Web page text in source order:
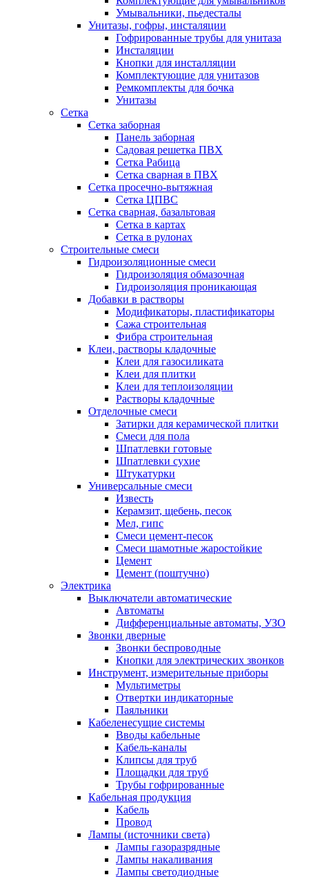
Умывальники, пьедесталы
Унитазы, гофры, инсталяции
Гофрированные трубы для унитаза
Инсталяции
Кнопки для инсталляции
Комплектующие для унитазов
Ремкомплекты для бочка
Унитазы
Сетка
Сетка заборная
Панель заборная
Садовая решетка ПВХ
Сетка Рабица
Сетка сварная в ПВХ
Сетка просечно-вытяжная
Сетка ЦПВС
Сетка сварная, базальтовая
Сетка в картах
Сетка в рулонах
Строительные смеси
Гидроизоляционные смеси
Гидроизоляция обмазочная
Гидроизоляция проникающая
Добавки в растворы
Модификаторы, пластификаторы
Сажа строительная
Фибра строительная
Клеи, растворы кладочные
Клеи для газосиликата
Клеи для плитки
Клеи для теплоизоляции
Растворы кладочные
Отделочные смеси
Затирки для керамической плитки
Смеси для пола
Шпатлевки готовые
Шпатлевки сухие
Штукатурки
Универсальные смеси
Известь
Керамзит, щебень, песок
Мел, гипс
Смеси цемент-песок
Смеси шамотные жаростойкие
Цемент
Цемент (поштучно)
Электрика
Выключатели автоматические
Автоматы
Дифференциальные автоматы, УЗО
Звонки дверные
Звонки беспроводные
Кнопки для электрических звонков
Инструмент, измерительные приборы
Мультиметры
Отвертки индикаторные
Паяльники
Кабеленесущие системы
Вводы кабельные
Кабель-каналы
Клипсы для труб
Площадки для труб
Трубы гофрированные
Кабельная продукция
Кабель
Провод
Лампы (источники света)
Лампы газоразрядные
Лампы накаливания
Лампы светодиодные